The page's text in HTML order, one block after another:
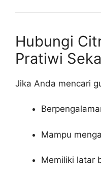
Hubungi
Pratiwi
Jika Anda mencari
Mampu
Memiliki latar